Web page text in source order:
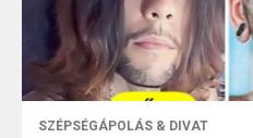
SZÉPSÉGÁPOLÁS & DIVAT